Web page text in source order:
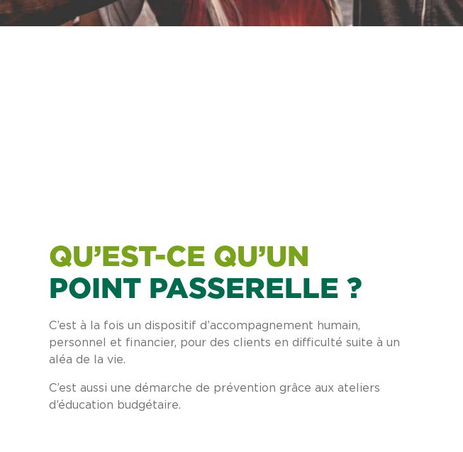
QU’EST-CE QU’UN
POINT PASSERELLE ?
C’est à la fois un dispositif d’accompagnement humain,
personnel et financier, pour des clients en difficulté suite à un
aléa de la vie.
C’est aussi une démarche de prévention grâce aux ateliers
d’éducation budgétaire.